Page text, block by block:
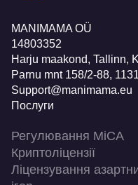
MANIMAMA OÜ
14803352
Harju maakond, Tallinn,
Pаrnu mnt 158/2-88,
Support@manimama.eu
Послуги
Регулювання MiCA
Криптоліцензії
Ліцензування